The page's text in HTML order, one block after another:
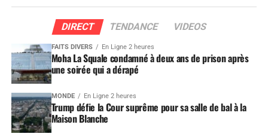
DIRECT TENDANCE VIDEOS
FAITS DIVERS En Ligne 2 heures
Moha La Squale condamné à deux ans de prison après
une soirée qui a dérapé
MONDE En Ligne 2 heures
Trump défie la Cour suprême pour sa salle de bal à la
Maison Blanche